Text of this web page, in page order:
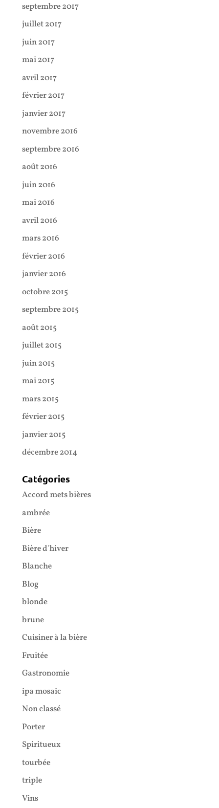
septembre 2017
juillet 2017
juin 2017
mai 2017
avril 2017
février 2017
janvier 2017
novembre 2016
septembre 2016
août 2016
juin 2016
mai 2016
avril 2016
mars 2016
février 2016
janvier 2016
octobre 2015
septembre 2015
août 2015
juillet 2015
juin 2015
mai 2015
mars 2015
février 2015
janvier 2015
décembre 2014
Catégories
Accord mets bières
ambrée
Bière
Bière d'hiver
Blanche
Blog
blonde
brune
Cuisiner à la bière
Fruitée
Gastronomie
ipa mosaic
Non classé
Porter
Spiritueux
tourbée
triple
Vins